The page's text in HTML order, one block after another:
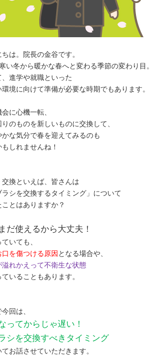
ちは。院長の金谷です。
い冬から暖かな春へと変わる季節の変わり目。
、進学や就職といった
環境に向けて準備が必要な時期でもあります。
に心機一転、
のものを新しいものに交換して、
かな気分で春を迎えてみるのも
もしれませんね！
交換といえば、皆さんは
ラシを交換するタイミング」 について
ことはありますか？
だ使えるから大丈夫！
いても、
口を傷つける原因 となる場合や、
溢れかえって不衛生な状態
いることもあります。
回は、
ってからじゃ遅い！
シを交換すべきタイミング
てお話させていただきます。